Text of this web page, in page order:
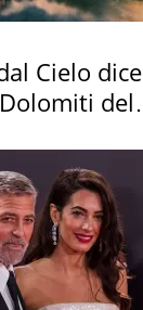
Cielo dice
del